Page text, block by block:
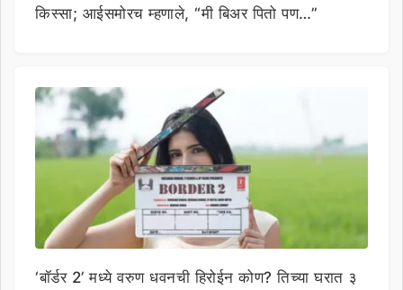
किस्सा; आईसमोरच म्हणाले, “मी बिअर पितो पण…”
‘बॉर्डर 2’ मध्ये वरुण धवनची हिरोईन कोण? तिच्या घरात ३